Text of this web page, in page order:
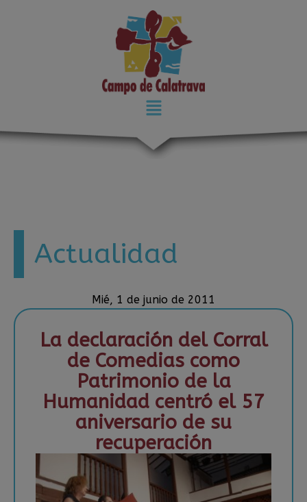
Actualidad
Mié, 1 de junio de 2011
La declaración del Corral
de Comedias como
Patrimonio de la
Humanidad centró el 57
aniversario de su
recuperación